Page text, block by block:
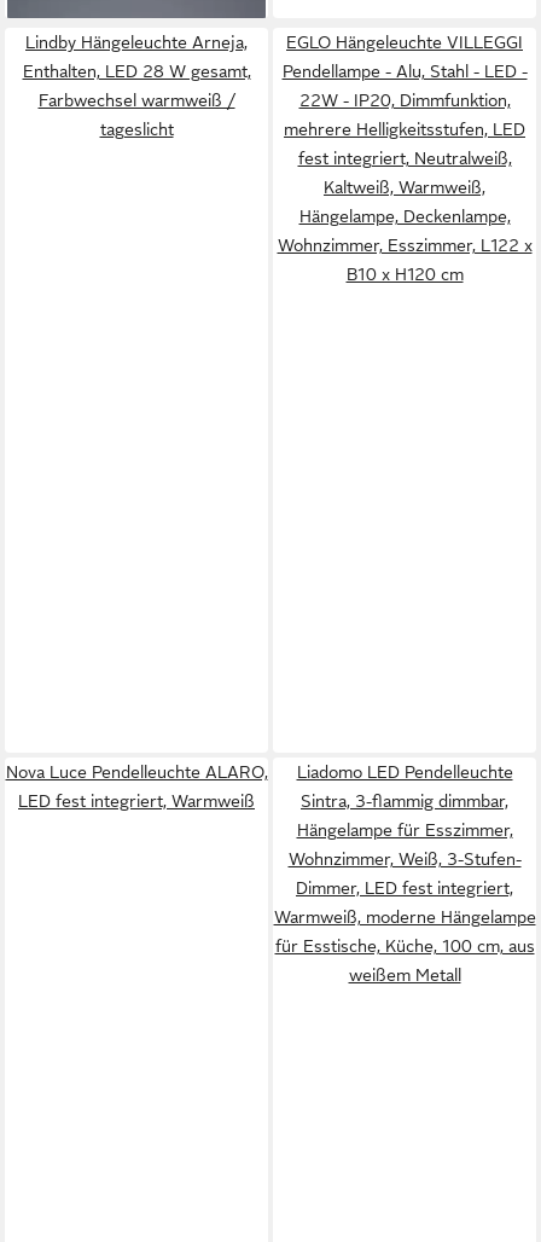
Lindby Hängeleuchte Arneja,
Enthalten, LED 28 W gesamt,
Farbwechsel warmweiß /
tageslicht
EGLO Hängeleuchte VILLEGGI
Pendellampe - Alu, Stahl - LED -
22W - IP20, Dimmfunktion,
mehrere Helligkeitsstufen, LED
fest integriert, Neutralweiß,
Kaltweiß, Warmweiß,
Hängelampe, Deckenlampe,
Wohnzimmer, Esszimmer, L122 x
B10 x H120 cm
Nova Luce Pendelleuchte ALARO,
LED fest integriert, Warmweiß
Liadomo LED Pendelleuchte
Sintra, 3-flammig dimmbar,
Hängelampe für Esszimmer,
Wohnzimmer, Weiß, 3-Stufen-
Dimmer, LED fest integriert,
Warmweiß, moderne Hängelampe
für Esstische, Küche, 100 cm, aus
weißem Metall